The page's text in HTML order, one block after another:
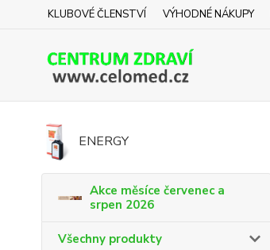
KLUBOVÉ ČLENSTVÍ VÝHODNÉ NÁKUPY
ENERGY
Akce měsíce červenec a
srpen 2026
Všechny produkty